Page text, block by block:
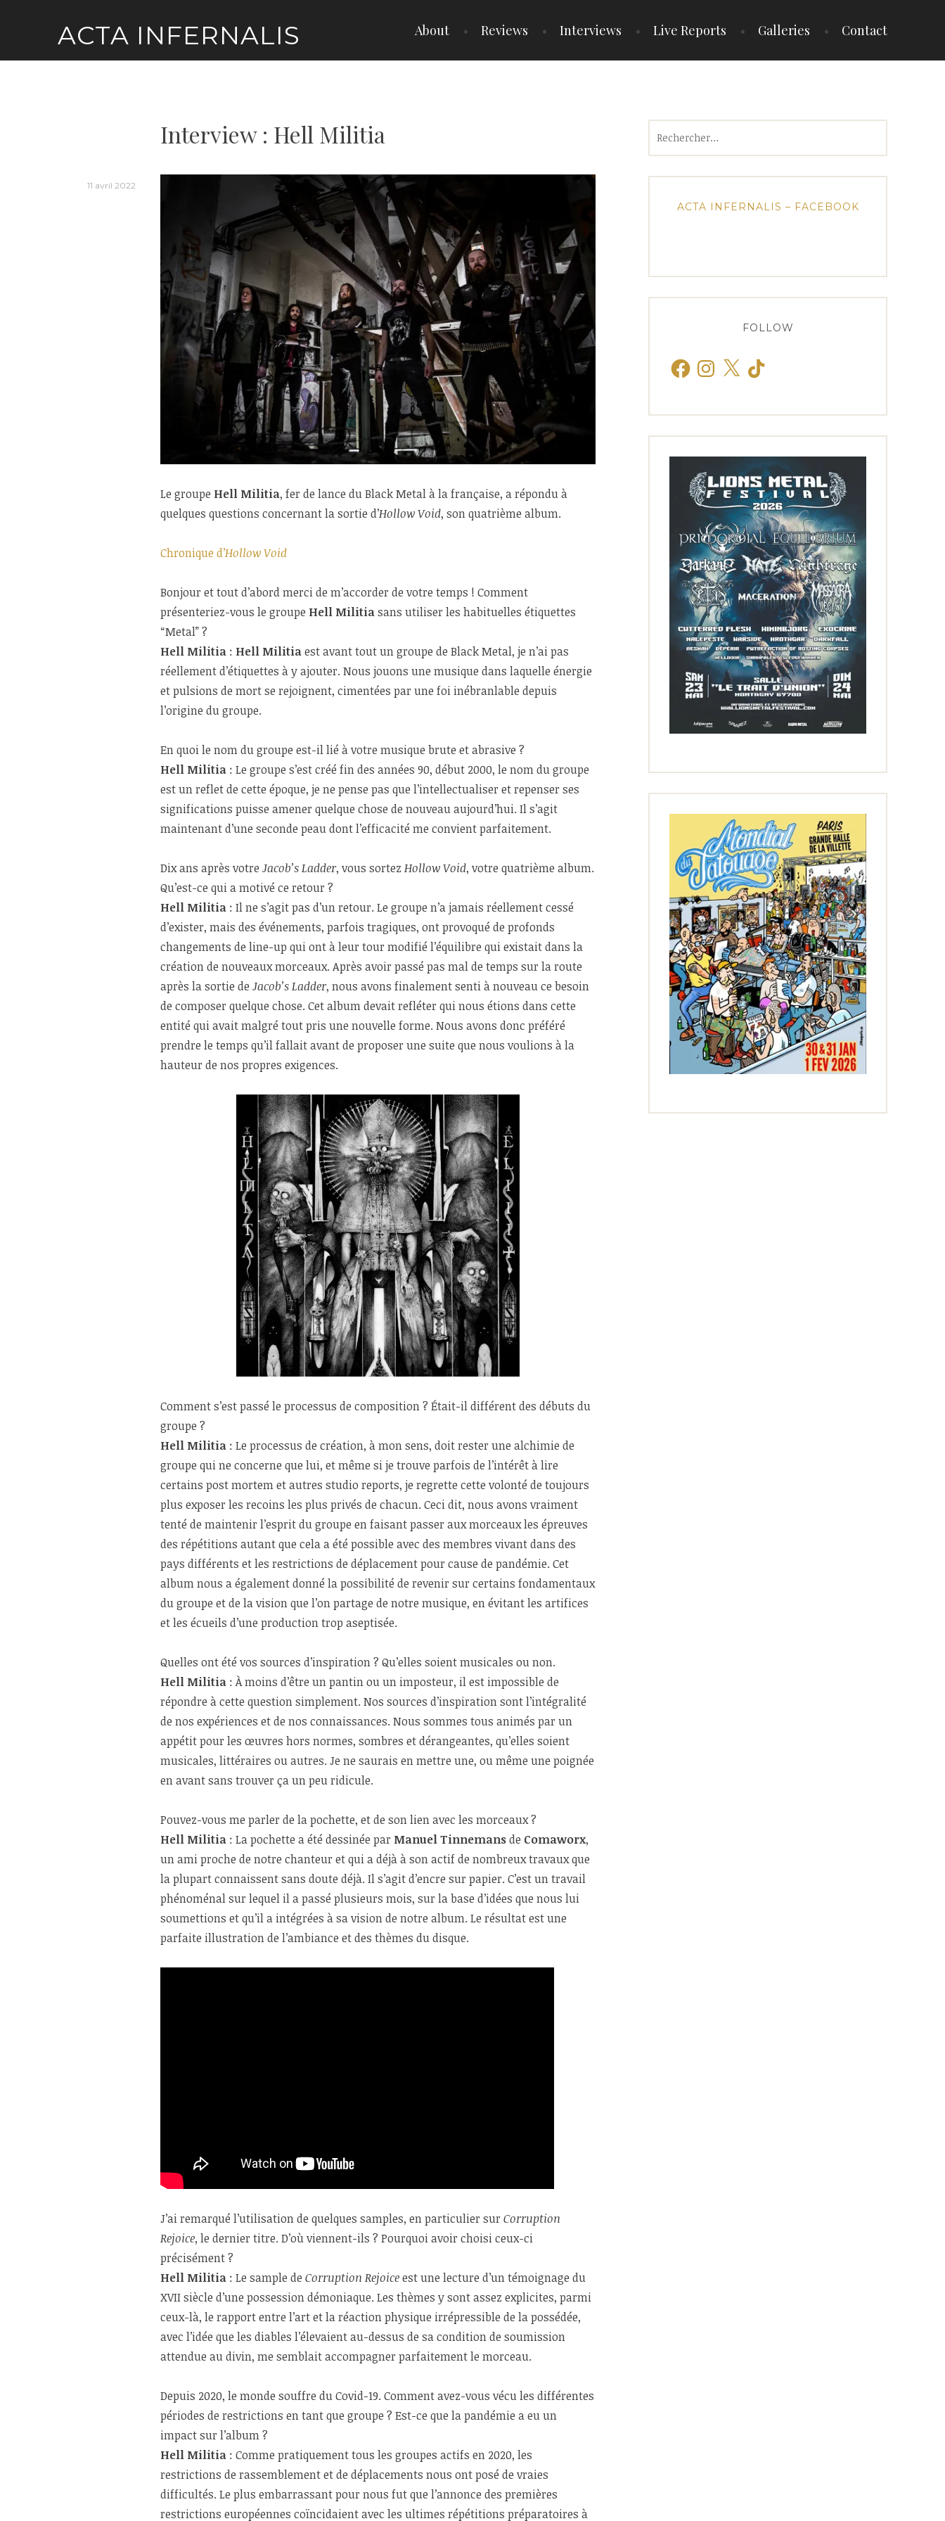
ACTA INFERNALIS About Reviews Interviews Live Reports Galleries Contact
Interview : Hell Militia
11 avril 2022
Le groupe Hell Militia, fer de lance du Black Metal à la française, a répondu à
quelques questions concernant la sortie d’Hollow Void, son quatrième album.
Chronique d’Hollow Void
Bonjour et tout d’abord merci de m’accorder de votre temps ! Comment
présenteriez-vous le groupe Hell Militiasans utiliser les habituelles étiquettes
“Metal” ?
Hell Militia : Hell Militiaest avant tout un groupe de Black Metal, je n’ai pas
réellement d’étiquettes à y ajouter. Nous jouons une musique dans laquelle énergie
et pulsions de mort se rejoignent, cimentées par une foi inébranlable depuis
l’origine du groupe.
En quoi le nom du groupe est-il lié à votre musique brute et abrasive ?
Hell Militia : Le groupe s’est créé fin des années 90, début 2000, le nom du groupe
est un reflet de cette époque, je ne pense pas que l’intellectualiser et repenser ses
significations puisse amener quelque chose de nouveau aujourd’hui. Il s’agit
maintenant d’une seconde peau dont l’efficacité me convient parfaitement.
Dix ans après votre Jacob’s Ladder, vous sortez Hollow Void, votre quatrième album.
Qu’est-ce qui a motivé ce retour ?
Hell Militia : Il ne s’agit pas d’un retour. Le groupe n’a jamais réellement cessé
d’exister, mais des événements, parfois tragiques, ont provoqué de profonds
changements de line-up qui ont à leur tour modifié l’équilibre qui existait dans la
création de nouveaux morceaux. Après avoir passé pas mal de temps sur la route
après la sortie de Jacob’s Ladder, nous avons finalement senti à nouveau ce besoin
de composer quelque chose. Cet album devait refléter qui nous étions dans cette
entité qui avait malgré tout pris une nouvelle forme. Nous avons donc préféré
prendre le temps qu’il fallait avant de proposer une suite que nous voulions à la
hauteur de nos propres exigences.
Comment s’est passé le processus de composition ? Était-il différent des débuts du
groupe ?
Hell Militia : Le processus de création, à mon sens, doit rester une alchimie de
groupe qui ne concerne que lui, et même si je trouve parfois de l’intérêt à lire
certains post mortem et autres studio reports, je regrette cette volonté de toujours
plus exposer les recoins les plus privés de chacun. Ceci dit, nous avons vraiment
tenté de maintenir l’esprit du groupe en faisant passer aux morceaux les épreuves
des répétitions autant que cela a été possible avec des membres vivant dans des
pays différents et les restrictions de déplacement pour cause de pandémie. Cet
album nous a également donné la possibilité de revenir sur certains fondamentaux
du groupe et de la vision que l’on partage de notre musique, en évitant les artifices
et les écueils d’une production trop aseptisée.
Quelles ont été vos sources d’inspiration ? Qu’elles soient musicales ou non.
Hell Militia : À moins d’être un pantin ou un imposteur, il est impossible de
répondre à cette question simplement. Nos sources d’inspiration sont l’intégralité
de nos expériences et de nos connaissances. Nous sommes tous animés par un
appétit pour les œuvres hors normes, sombres et dérangeantes, qu’elles soient
musicales, littéraires ou autres. Je ne saurais en mettre une, ou même une poignée
en avant sans trouver ça un peu ridicule.
Pouvez-vous me parler de la pochette, et de son lien avec les morceaux ?
Hell Militia : La pochette a été dessinée par Manuel Tinnemansde Comaworx,
un ami proche de notre chanteur et qui a déjà à son actif de nombreux travaux que
la plupart connaissent sans doute déjà. Il s’agit d’encre sur papier. C’est un travail
phénoménal sur lequel il a passé plusieurs mois, sur la base d’idées que nous lui
soumettions et qu’il a intégrées à sa vision de notre album. Le résultat est une
parfaite illustration de l’ambiance et des thèmes du disque.
J’ai remarqué l’utilisation de quelques samples, en particulier sur Corruption
Rejoice, le dernier titre. D’où viennent-ils ? Pourquoi avoir choisi ceux-ci
précisément ?
Hell Militia : Le sample de Corruption Rejoiceest une lecture d’un témoignage du
XVII siècle d’une possession démoniaque. Les thèmes y sont assez explicites, parmi
ceux-là, le rapport entre l’art et la réaction physique irrépressible de la possédée,
avec l’idée que les diables l’élevaient au-dessus de sa condition de soumission
attendue au divin, me semblait accompagner parfaitement le morceau.
Depuis 2020, le monde souffre du Covid-19. Comment avez-vous vécu les différentes
périodes de restrictions en tant que groupe ? Est-ce que la pandémie a eu un
impact sur l’album ?
Hell Militia : Comme pratiquement tous les groupes actifs en 2020, les
restrictions de rassemblement et de déplacements nous ont posé de vraies
difficultés. Le plus embarrassant pour nous fut que l’annonce des premières
restrictions européennes coïncidaient avec les ultimes répétitions préparatoires à
ACTA INFERNALIS – FACEBOOK
FOLLOW
FacebookInstagram
X TikTok